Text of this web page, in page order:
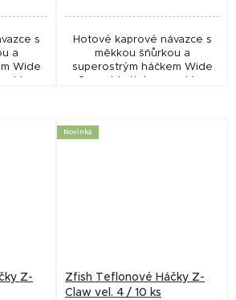
s
a
Wide
Hotové kaprové návazce s
měkkou šňůrkou a
superostrým háčkem Wide
Gape. Ideální pro rychlou
Z-
Novinka
Zfish Teflonové Háčky Z-
Claw vel. 4 / 10 ks